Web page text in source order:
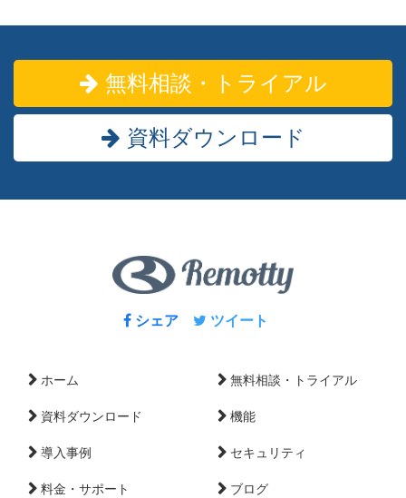
無料相談・トライアル
資料ダウンロード
シェア ツイート
ホーム 無料相談・トライアル
資料ダウンロード 機能
導入事例 セキュリティ
料金・サポート ブログ